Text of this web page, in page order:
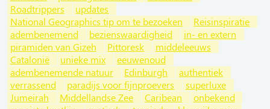
Roadtrippers
updates
National Geographics tip om te bezoeken
Reisinspiratie
adembenemend
bezienswaardigheid
in- en extern
piramiden van Gizeh
Pittoresk
middeleeuws
Catalonië
unieke mix
eeuwenoud
adembenemende natuur
Edinburgh
authentiek
verrassend
paradijs voor fijnproevers
superluxe
Jumeirah
Middellandse Zee Caribean
onbekend